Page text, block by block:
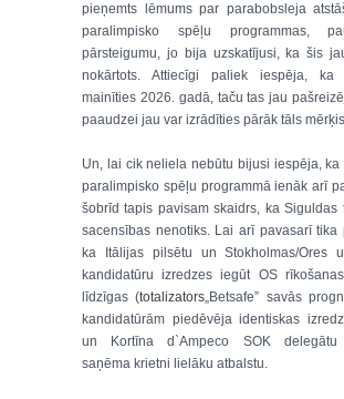
pieņemts lēmums par parabobsleja
paralimpisko spēļu programmas,
pārsteigumu, jo bija uzskatījusi, ka šis
nokārtots. Attiecīgi paliek iespēja, ka
mainīties 2026. gadā, taču tas jau
paaudzei jau var izrādīties pārāk tāls
Un, lai cik neliela nebūtu bijusi iespēja, ka
paralimpisko spēļu programmā ienāk arī
šobrīd tapis pavisam skaidrs, ka Siguldas
sacensības nenotiks. Lai arī pavasarī tika
ka Itālijas pilsētu un Stokholmas/Ores
kandidatūru izredzes iegūt OS
līdzīgas (totalizators„Betsafe” savās
kandidatūrām piedēvēja identiskas
un Kortīna d`Ampeco SOK delegātu
saņēma krietni lielāku atbalstu.